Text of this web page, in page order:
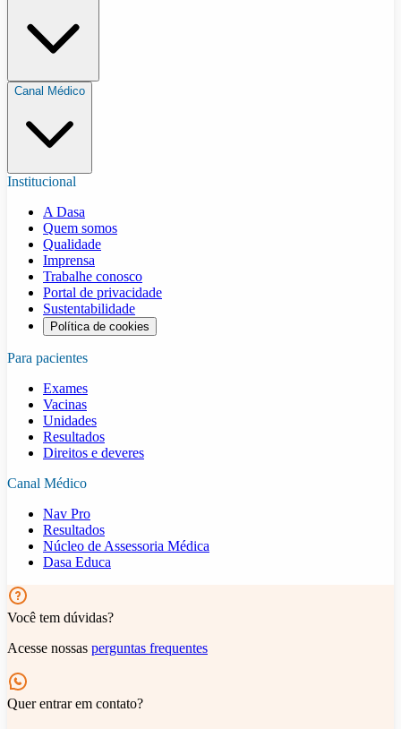
Canal Médico
Institucional
A Dasa
Quem somos
Qualidade
Imprensa
Trabalhe conosco
Portal de privacidade
Sustentabilidade
Política de cookies
Para pacientes
Exames
Vacinas
Unidades
Resultados
Direitos e deveres
Canal Médico
Nav Pro
Resultados
Núcleo de Assessoria Médica
Dasa Educa
Você tem dúvidas?
Acesse nossas perguntas frequentes
Quer entrar em contato?